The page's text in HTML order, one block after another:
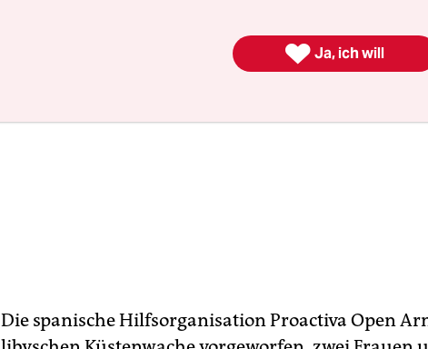
Die spanische Hilfsorganisation Proactiva Open
 Ja, ich will